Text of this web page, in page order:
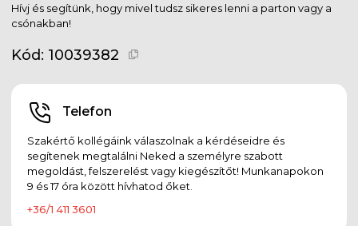
Hívj és segítünk, hogy mivel tudsz sikeres lenni a parton vagy a
csónakban!
Kód: 10039382
Telefon
Szakértő kollégáink válaszolnak a kérdéseidre és
segítenek megtalálni Neked a személyre szabott
megoldást, felszerelést vagy kiegészítőt! Munkanapokon
9 és 17 óra között hívhatod őket.
+36/1 411 3601